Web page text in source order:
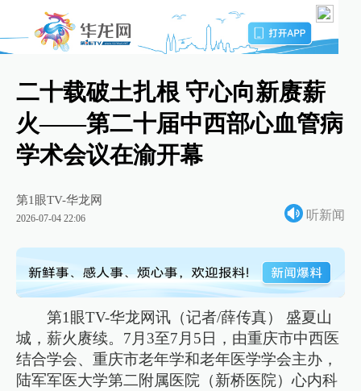
二十载破土扎根 守心向新赓薪
火——第二十届中西部心血管病
学术会议在渝开幕
第1眼TV-华龙网
2026-07-04 22:06 听新闻
第1眼TV-华龙网讯（记者/薛传真） 盛夏山
城，薪火赓续。7月3至7月5日，由重庆市中西医
结合学会、重庆市老年学和老年医学学会主办，
陆军军医大学第二附属医院（新桥医院）心内科